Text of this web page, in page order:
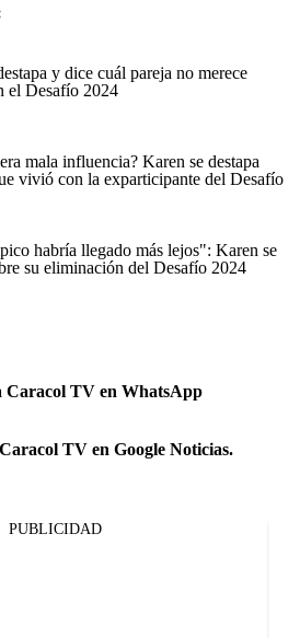
y dice cuál pareja no merece
el Desafío 2024
mala influencia? Karen se destapa
vivió con la exparticipante del Desafío
habría llegado más lejos": Karen se
su eliminación del Desafío 2024
Caracol TV en WhatsApp
TV en Google Noticias.
PUBLICIDAD